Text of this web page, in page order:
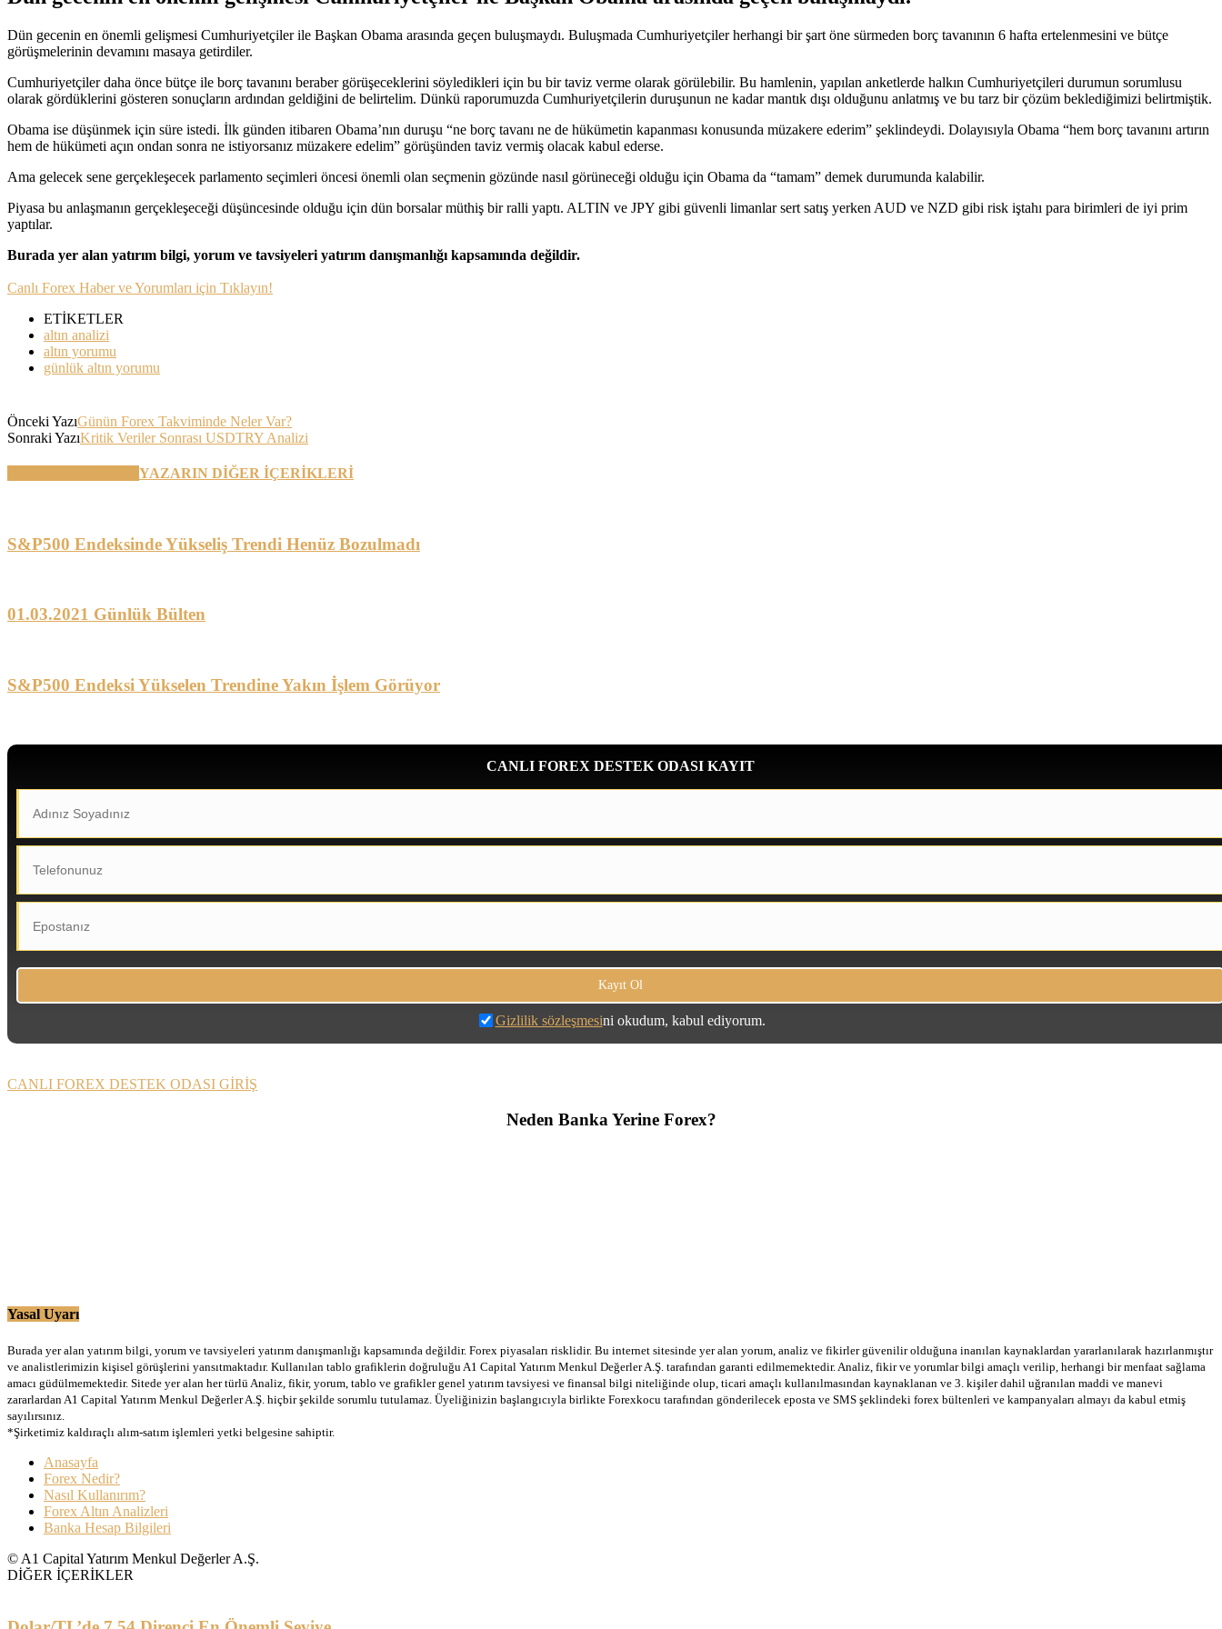
Dün gecenin en önemli gelişmesi Cumhuriyetçiler ile Başkan Obama arasında geçen buluşmaydı. Buluşmada Cumhuriyetçiler herhangi bir şart öne sürmeden borç tavanının 6 hafta ertelenmesini ve bütçe
görüşmelerinin devamını masaya getirdiler.
Cumhuriyetçiler daha önce bütçe ile borç tavanını beraber görüşeceklerini söyledikleri için bu bir taviz verme olarak görülebilir. Bu hamlenin, yapılan anketlerde halkın Cumhuriyetçileri durumun sorumlusu
olarak gördüklerini gösteren sonuçların ardından geldiğini de belirtelim. Dünkü raporumuzda Cumhuriyetçilerin duruşunun ne kadar mantık dışı olduğunu anlatmış ve bu tarz bir çözüm beklediğimizi belirtmiştik.
Obama ise düşünmek için süre istedi. İlk günden itibaren Obama’nın duruşu “ne borç tavanı ne de hükümetin kapanması konusunda müzakere ederim” şeklindeydi. Dolayısıyla Obama “hem borç tavanını artırın
hem de hükümeti açın ondan sonra ne istiyorsanız müzakere edelim” görüşünden taviz vermiş olacak kabul ederse.
Ama gelecek sene gerçekleşecek parlamento seçimleri öncesi önemli olan seçmenin gözünde nasıl görüneceği olduğu için Obama da “tamam” demek durumunda kalabilir.
Piyasa bu anlaşmanın gerçekleşeceği düşüncesinde olduğu için dün borsalar müthiş bir ralli yaptı. ALTIN ve JPY gibi güvenli limanlar sert satış yerken AUD ve NZD gibi risk iştahı para birimleri de iyi prim
yaptılar.
Burada yer alan yatırım bilgi, yorum ve tavsiyeleri yatırım danışmanlığı kapsamında değildir.
Canlı Forex Haber ve Yorumları için Tıklayın!
ETİKETLER
altın analizi
altın yorumu
günlük altın yorumu
Önceki YazıGünün Forex Takviminde Neler Var?
Sonraki YazıKritik Veriler Sonrası USDTRY Analizi
YAZARIN DİĞER İÇERİKLERİ
S&P500 Endeksinde Yükseliş Trendi Henüz Bozulmadı
01.03.2021 Günlük Bülten
S&P500 Endeksi Yükselen Trendine Yakın İşlem Görüyor
CANLI FOREX DESTEK ODASI KAYIT
Gizlilik sözleşmesini okudum, kabul ediyorum.
CANLI FOREX DESTEK ODASI GİRİŞ
Neden Banka Yerine Forex?
Yasal Uyarı
Burada yer alan yatırım bilgi, yorum ve tavsiyeleri yatırım danışmanlığı kapsamında değildir. Forex piyasaları risklidir. Bu internet sitesinde yer alan yorum, analiz ve fikirler güvenilir olduğuna inanılan kaynaklardan yararlanılarak hazırlanmıştır
ve analistlerimizin kişisel görüşlerini yansıtmaktadır. Kullanılan tablo grafiklerin doğruluğu A1 Capital Yatırım Menkul Değerler A.Ş. tarafından garanti edilmemektedir. Analiz, fikir ve yorumlar bilgi amaçlı verilip, herhangi bir menfaat sağlama
amacı güdülmemektedir. Sitede yer alan her türlü Analiz, fikir, yorum, tablo ve grafikler genel yatırım tavsiyesi ve finansal bilgi niteliğinde olup, ticari amaçlı kullanılmasından kaynaklanan ve 3. kişiler dahil uğranılan maddi ve manevi
zararlardan A1 Capital Yatırım Menkul Değerler A.Ş. hiçbir şekilde sorumlu tutulamaz. Üyeliğinizin başlangıcıyla birlikte Forexkocu tarafından gönderilecek eposta ve SMS şeklindeki forex bültenleri ve kampanyaları almayı da kabul etmiş
sayılırsınız.
*Şirketimiz kaldıraçlı alım-satım işlemleri yetki belgesine sahiptir.
Anasayfa
Forex Nedir?
Nasıl Kullanırım?
Forex Altın Analizleri
Banka Hesap Bilgileri
© A1 Capital Yatırım Menkul Değerler A.Ş.
DİĞER İÇERİKLER